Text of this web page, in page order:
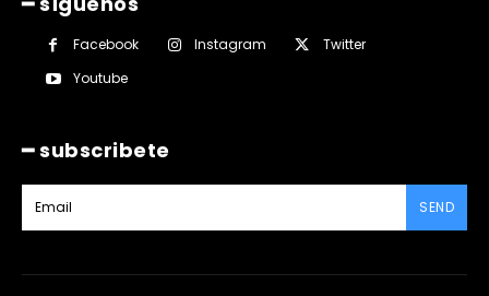
Facebook Instagram
Twitter
Youtube
━ subscribete
SEND